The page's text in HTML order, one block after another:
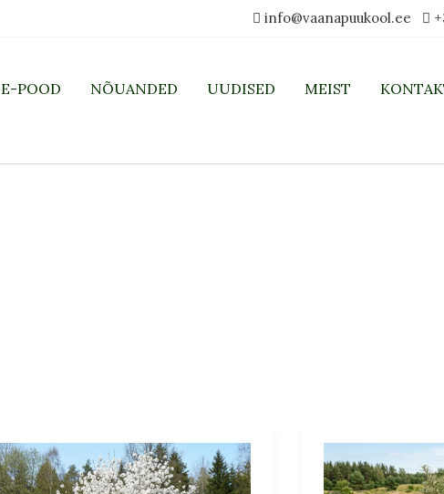
info@vaanapuukool.ee
E-POOD NÕUANDED UUDISED MEIST
kasvatamine: